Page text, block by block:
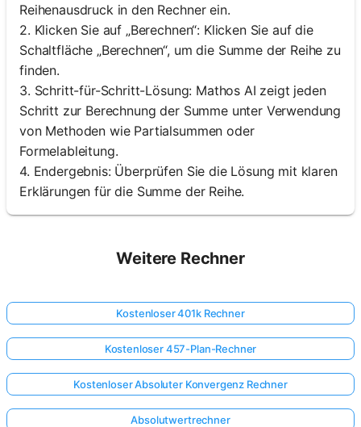
Reihenausdruck in den Rechner ein.
2. Klicken Sie auf „Berechnen“: Klicken Sie auf die
Schaltfläche „Berechnen“, um die Summe der Reihe zu
finden.
3. Schritt-für-Schritt-Lösung: Mathos AI zeigt jeden
Schritt zur Berechnung der Summe unter Verwendung
von Methoden wie Partialsummen oder
Formelableitung.
4. Endergebnis: Überprüfen Sie die Lösung mit klaren
Erklärungen für die Summe der Reihe.
Weitere Rechner
Kostenloser 401k Rechner
Kostenloser 457-Plan-Rechner
Kostenloser Absoluter Konvergenz Rechner
Absolutwertrechner